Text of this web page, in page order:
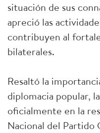
situación de sus
apreció las
contribuyen al
bilaterales.
Resaltó la
diplomacia popular,
oficialmente en la
Nacional del Partido